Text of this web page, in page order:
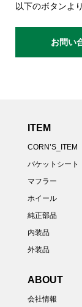
以下のボタンよ
お問い
ITEM
CORN’S_ITEM
バケットシート
マフラー
ホイール
純正部品
内装品
外装品
ABOUT
会社情報